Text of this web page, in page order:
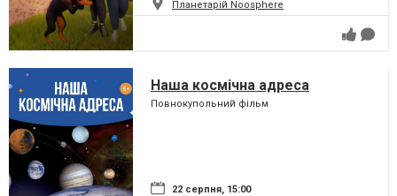
Планетарій Noosphere
Наша космічна адреса
Повнокупольний фільм
22 серпня, 15:00